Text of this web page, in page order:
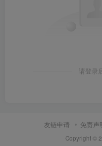
请登录
友链申请 免责声
Copyright ©